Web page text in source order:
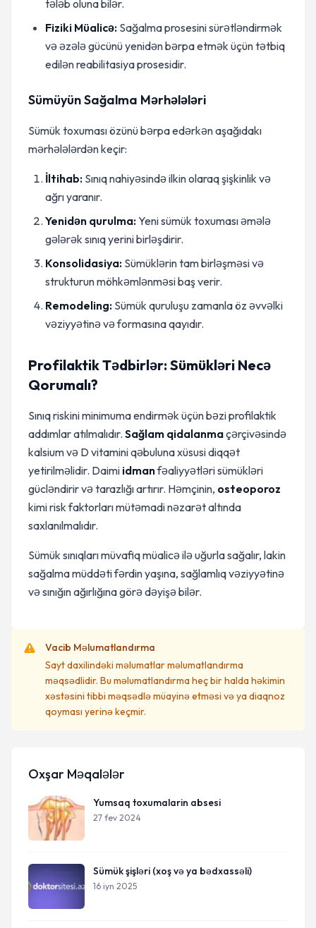
tələb oluna bilər.
Fiziki Müalicə: Sağalma prosesini sürətləndirmək
və əzələ gücünü yenidən bərpa etmək üçün tətbiq
edilən reabilitasiya prosesidir.
Sümüyün Sağalma Mərhələləri
Sümük toxuması özünü bərpa edərkən aşağıdakı
mərhələlərdən keçir:
İltihab: Sınıq nahiyəsində ilkin olaraq şişkinlik və
ağrı yaranır.
Yenidən qurulma:Yeni sümük toxuması əmələ
gələrək sınıq yerini birləşdirir.
Konsolidasiya: Sümüklərin tam birləşməsi və
strukturun möhkəmlənməsi baş verir.
Remodeling: Sümük quruluşu zamanla öz əvvəlki
vəziyyətinə və formasına qayıdır.
Profilaktik Tədbirlər: Sümükləri Necə
Qorumalı?
Sınıq riskini minimuma endirmək üçün bəzi profilaktik
addımlar atılmalıdır. Sağlam qidalanmaçərçivəsində
kalsium və D vitamini qəbuluna xüsusi diqqət
yetirilməlidir. Daimi idmanfəaliyyətləri sümükləri
gücləndirir və tarazlığı artırır. Həmçinin, osteoporoz
kimi risk faktorları mütəmadi nəzarət altında
saxlanılmalıdır.
Sümük sınıqları müvafiq müalicə ilə uğurla sağalır, lakin
sağalma müddəti fərdin yaşına, sağlamlıq vəziyyətinə
və sınığın ağırlığına görə dəyişə bilər.
Vacib Məlumatlandırma
Sayt daxilindəki məlumatlar məlumatlandırma
məqsədlidir. Bu məlumatlandırma heç bir halda həkimin
xəstəsini tibbi məqsədlə müayinə etməsi və ya diaqnoz
qoyması yerinə keçmir.
Oxşar Məqalələr
Yumsaq toxumalarin absesi
27 fev 2024
Sümük şişləri (xoş və ya bədxassəli)
16 iyn 2025